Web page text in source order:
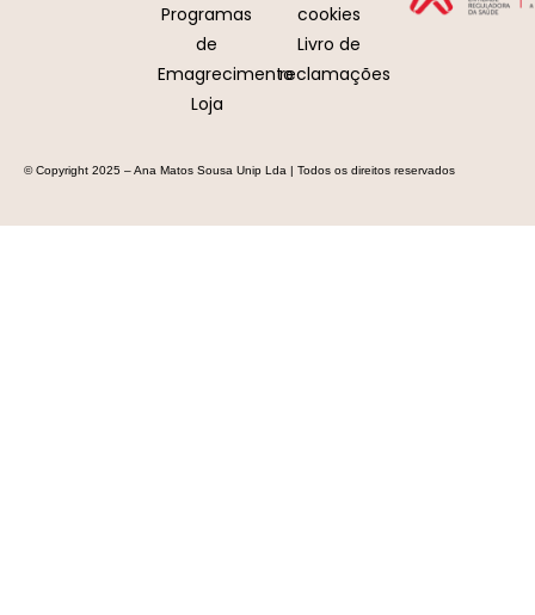
Programas
de
Emagrecimento
Loja
cookies
Livro de
reclamações
© Copyright 2025 – Ana Matos Sousa Unip Lda | Todos os direitos reservados